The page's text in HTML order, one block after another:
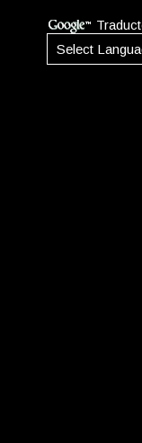
Select